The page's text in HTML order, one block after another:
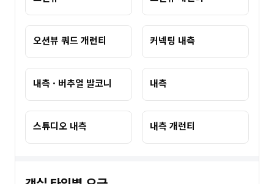
오션뷰 쿼드 개런티 커넥팅 내측
내측 · 버추얼 발코니 내측
스튜디오 내측 내측 개런티